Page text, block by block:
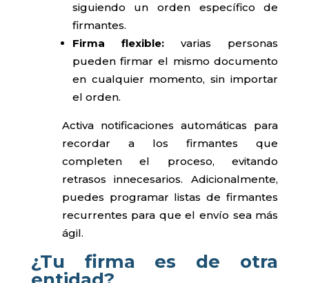
siguiendo un orden específico de
firmantes.
Firma flexible:varias personas
pueden firmar el mismo documento
en cualquier momento, sin importar
el orden.
Activa notificaciones automáticas para
recordar a los firmantes que
completen el proceso, evitando
retrasos innecesarios. Adicionalmente,
puedes programar listas de firmantes
recurrentes para que el envío sea más
ágil.
¿Tu firma es de otra